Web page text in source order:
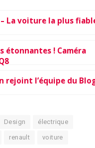
La voiture la plus
étonnantes ! Caméra
rejoint l’équipe du
Design électrique
renault voiture